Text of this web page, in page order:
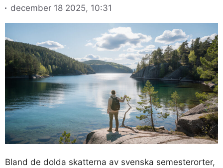
december 18 2025, 10:31
Bland de dolda skatterna av svenska semesterorter,